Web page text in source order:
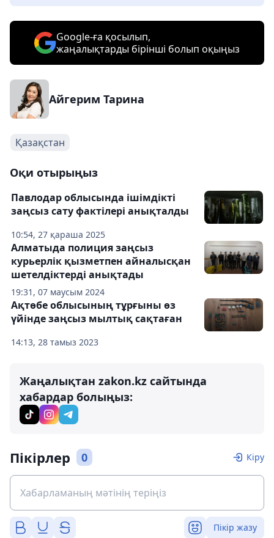
Google-ға қосылып,
жаңалықтарды бірінші болып оқыңыз
Айгерим Тарина
Қазақстан
Оқи отырыңыз
10:54, 27 қараша 2025
Павлодар облысында ішімдікті
заңсыз сату фактілері анықталды
19:31, 07 маусым 2024
Алматыда полиция заңсыз
курьерлік қызметпен айналысқан
шетелдіктерді анықтады
14:13, 28 тамыз 2023
Ақтөбе облысының тұрғыны өз
үйінде заңсыз мылтық сақтаған
Жаңалықтан zakon.kz сайтында
хабардар болыңыз:
Пікірлер 0 Кіру
Пікір жазу